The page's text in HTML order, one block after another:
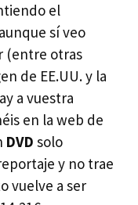
el
sí veo
(entre otras
de EE.UU. y la
a vuestra
en la web de
DVD solo
y no trae
vuelve a ser